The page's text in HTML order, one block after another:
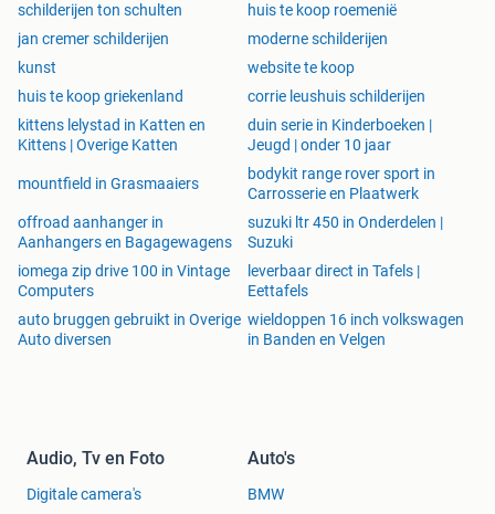
schilderijen ton schulten
huis te koop roemenië
jan cremer schilderijen
moderne schilderijen
kunst
website te koop
huis te koop griekenland
corrie leushuis schilderijen
kittens lelystad in Katten en
Kittens | Overige Katten
duin serie in Kinderboeken |
Jeugd | onder 10 jaar
mountfield in Grasmaaiers
bodykit range rover sport in
Carrosserie en Plaatwerk
offroad aanhanger in
Aanhangers en Bagagewagens
suzuki ltr 450 in Onderdelen |
Suzuki
iomega zip drive 100 in Vintage
Computers
leverbaar direct in Tafels |
Eettafels
auto bruggen gebruikt in Overige
Auto diversen
wieldoppen 16 inch volkswagen
in Banden en Velgen
Audio, Tv en Foto
Digitale camera's
Auto's
BMW